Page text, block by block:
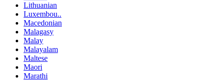
Lithuanian
Luxembou..
Macedonian
Malagasy
Malay
Malayalam
Maltese
Maori
Marathi